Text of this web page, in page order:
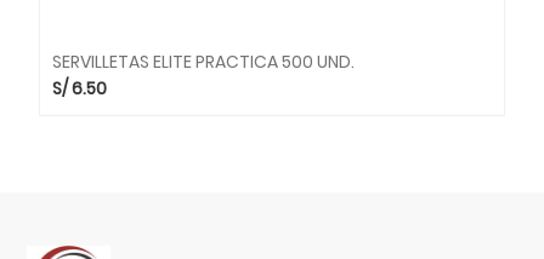
SERVILLETAS ELITE PRACTICA 500 UND.
S/6.50